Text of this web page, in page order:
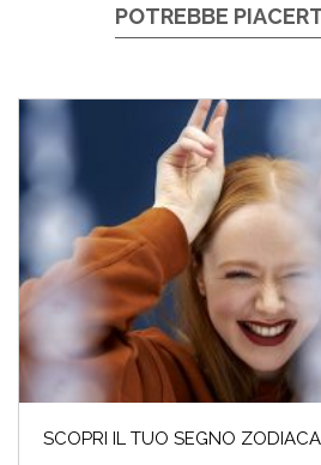
POTREBBE
SCOPRI IL TUO SEGNO